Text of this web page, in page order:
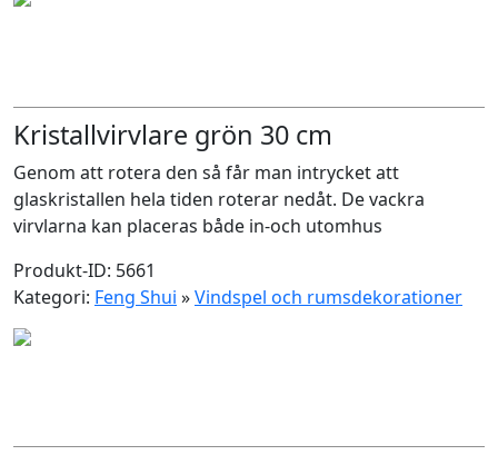
Kristallvirvlare grön 30 cm
Genom att rotera den så får man intrycket att
glaskristallen hela tiden roterar nedåt. De vackra
virvlarna kan placeras både in-och utomhus
Produkt-ID: 5661
Kategori: Feng Shui »Vindspel och rumsdekorationer